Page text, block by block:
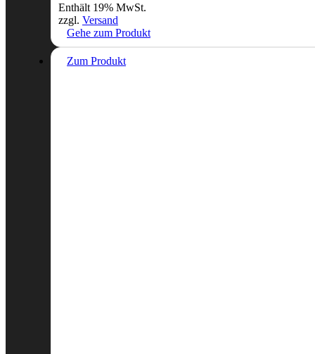
Enthält 19% MwSt.
zzgl. Versand
Gehe zum Produkt
Zum Produkt